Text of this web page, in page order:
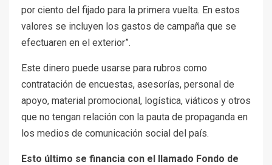
por ciento del fijado para la primera vuelta. En estos
valores se incluyen los gastos de campaña que se
efectuaren en el exterior”.
Este dinero puede usarse para rubros como
contratación de encuestas, asesorías, personal de
apoyo, material promocional, logística, viáticos y otros
que no tengan relación con la pauta de propaganda en
los medios de comunicación social del país.
Esto último se financia con el llamado Fondo de